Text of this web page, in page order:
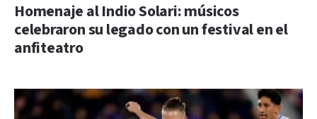
Homenaje al Indio Solari: músicos
celebraron su legado con un festival en el
anfiteatro